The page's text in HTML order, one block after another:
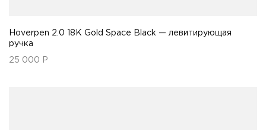
Hoverpen 2.0 18K Gold Space Black — левитирующая
ручка
25 000 Р